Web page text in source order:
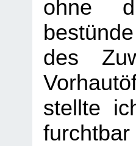
ohne
des
stellte